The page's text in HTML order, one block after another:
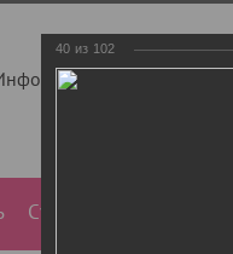
О нас
Сумки
40 из 102